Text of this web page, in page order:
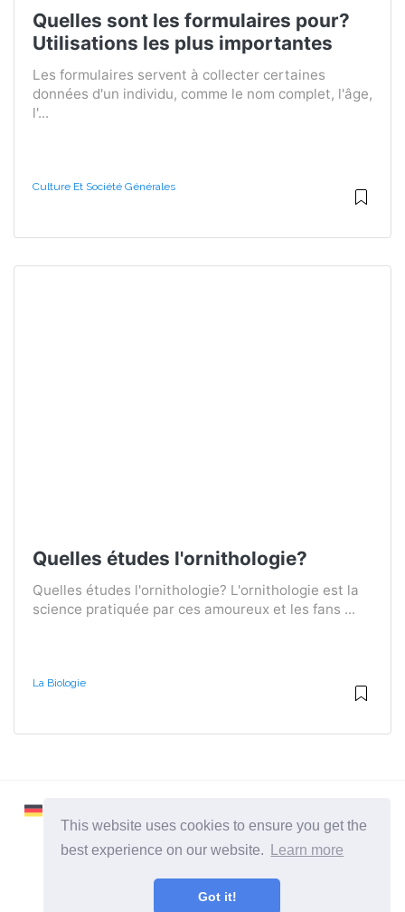
This website uses cookies to ensure you get the
best experience on our website.
Learn more
Got it!
Quelles sont les formulaires pour?
Utilisations les plus importantes
Les formulaires servent à collecter certaines
données d'un individu, comme le nom complet, l'âge,
l'...
Culture Et Société Générales
Quelles études l'ornithologie?
Quelles études l'ornithologie? L'ornithologie est la
science pratiquée par ces amoureux et les fans ...
La Biologie
2026 ©Learnaboutworld
Toutes catégories